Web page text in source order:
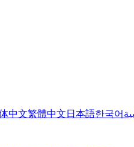
中文繁體中文 日本語한국어